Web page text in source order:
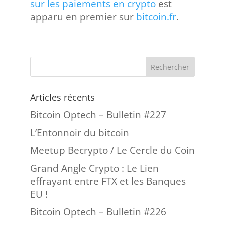
sur les paiements en cryptoest
apparu en premier sur bitcoin.fr.
Articles récents
Bitcoin Optech – Bulletin #227
L’Entonnoir du bitcoin
Meetup Becrypto / Le Cercle du Coin
Grand Angle Crypto : Le Lien
effrayant entre FTX et les Banques
EU !
Bitcoin Optech – Bulletin #226